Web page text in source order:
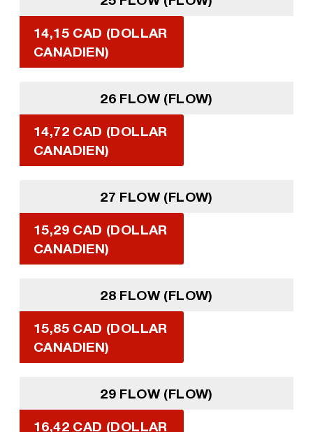
14,15 CAD (DOLLAR
CANADIEN)
26 FLOW (FLOW)
14,72 CAD (DOLLAR
CANADIEN)
27 FLOW (FLOW)
15,29 CAD (DOLLAR
CANADIEN)
28 FLOW (FLOW)
15,85 CAD (DOLLAR
CANADIEN)
29 FLOW (FLOW)
16,42 CAD (DOLLAR